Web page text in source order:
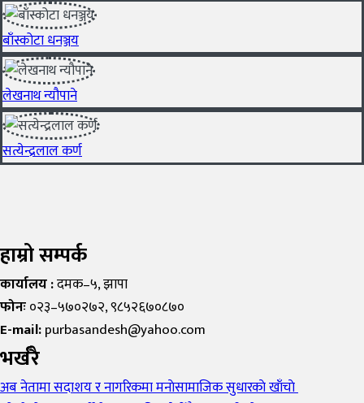
बाँस्कोटा धनञ्जय
लेखनाथ न्यौपाने
सत्येन्द्रलाल कर्ण
हाम्रो सम्पर्क
कार्यालय :दमक–५, झापा
फोनः०२३–५७०२७२, ९८५२६७०८७०
E-mail:purbasandesh@yahoo.com
भर्खरै
अब नेतामा सदाशय र नागरिकमा मनाेसामाजिक सुधारकाे खाँचाे